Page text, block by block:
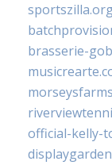
brasserie-
official-kelly-